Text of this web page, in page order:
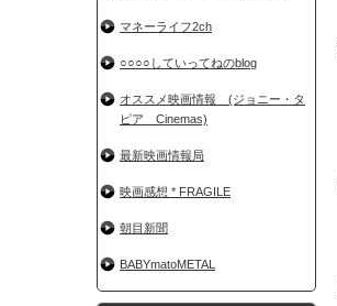
マネーライフ2ch
○○○○していってねのblog
オススメ映画情報 (ジョニー・タ
ピア Cinemas)
最新映画情報局
映画感想 * FRAGILE
朝目新聞
BABYmatoMETAL